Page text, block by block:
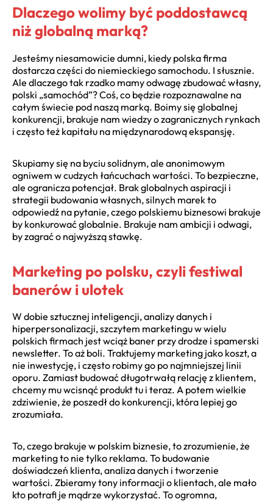
Dlaczego wolimy być poddostawcą
niż globalną marką?
Jesteśmy niesamowicie dumni, kiedy polska firma
dostarcza części do niemieckiego samochodu. I słusznie.
Ale dlaczego tak rzadko mamy odwagę zbudować własny,
polski „samochód”? Coś, co będzie rozpoznawalne na
całym świecie pod naszą marką. Boimy się globalnej
konkurencji, brakuje nam wiedzy o zagranicznych rynkach
i często też kapitału na międzynarodową ekspansję.
Skupiamy się na byciu solidnym, ale anonimowym
ogniwem w cudzych łańcuchach wartości. To bezpieczne,
ale ogranicza potencjał. Brak globalnych aspiracji i
strategii budowania własnych, silnych marek to
odpowiedź na pytanie, czego polskiemu biznesowi brakuje
by konkurować globalnie. Brakuje nam ambicji i odwagi,
by zagrać o najwyższą stawkę.
Marketing po polsku, czyli festiwal
banerów i ulotek
W dobie sztucznej inteligencji, analizy danych i
hiperpersonalizacji, szczytem marketingu w wielu
polskich firmach jest wciąż baner przy drodze i spamerski
newsletter. To aż boli. Traktujemy marketing jako koszt, a
nie inwestycję, i często robimy go po najmniejszej linii
oporu. Zamiast budować długotrwałą relację z klientem,
chcemy mu wcisnąć produkt tu i teraz. A potem wielkie
zdziwienie, że poszedł do konkurencji, która lepiej go
zrozumiała.
To, czego brakuje w polskim biznesie, to zrozumienie, że
marketing to nie tylko reklama. To budowanie
doświadczeń klienta, analiza danych i tworzenie
wartości. Zbieramy tony informacji o klientach, ale mało
kto potrafi je mądrze wykorzystać. To ogromna,